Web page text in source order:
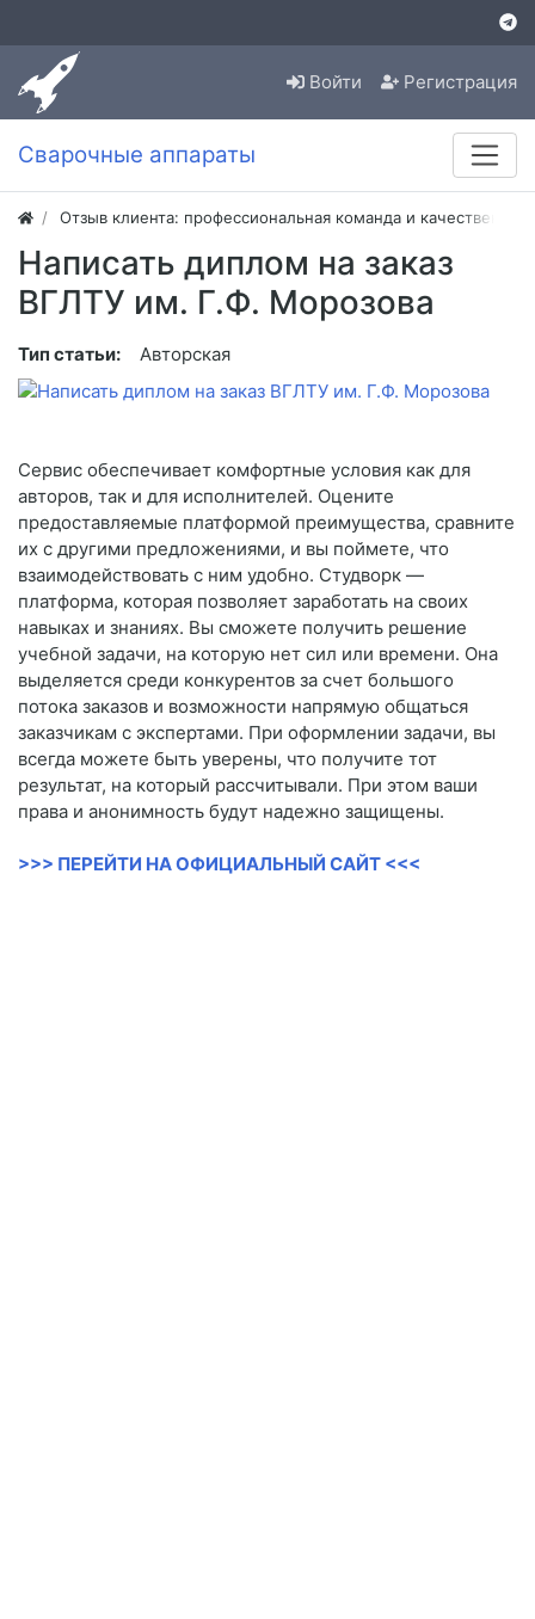
Войти Регистрация
Сварочные аппараты
Отзыв клиента: профессиональная команда и
Написать диплом на заказ
ВГЛТУ им. Г.Ф. Морозова
Тип статьи: Авторская
Сервис обеспечивает комфортные условия как для
авторов, так и для исполнителей. Оцените
предоставляемые платформой преимущества, сравните
их с другими предложениями, и вы поймете, что
взаимодействовать с ним удобно. Студворк —
платформа, которая позволяет заработать на своих
навыках и знаниях. Вы сможете получить решение
учебной задачи, на которую нет сил или времени. Она
выделяется среди конкурентов за счет большого
потока заказов и возможности напрямую общаться
заказчикам с экспертами. При оформлении задачи, вы
всегда можете быть уверены, что получите тот
результат, на который рассчитывали. При этом ваши
права и анонимность будут надежно защищены.
>>> ПЕРЕЙТИ НА ОФИЦИАЛЬНЫЙ САЙТ <<<